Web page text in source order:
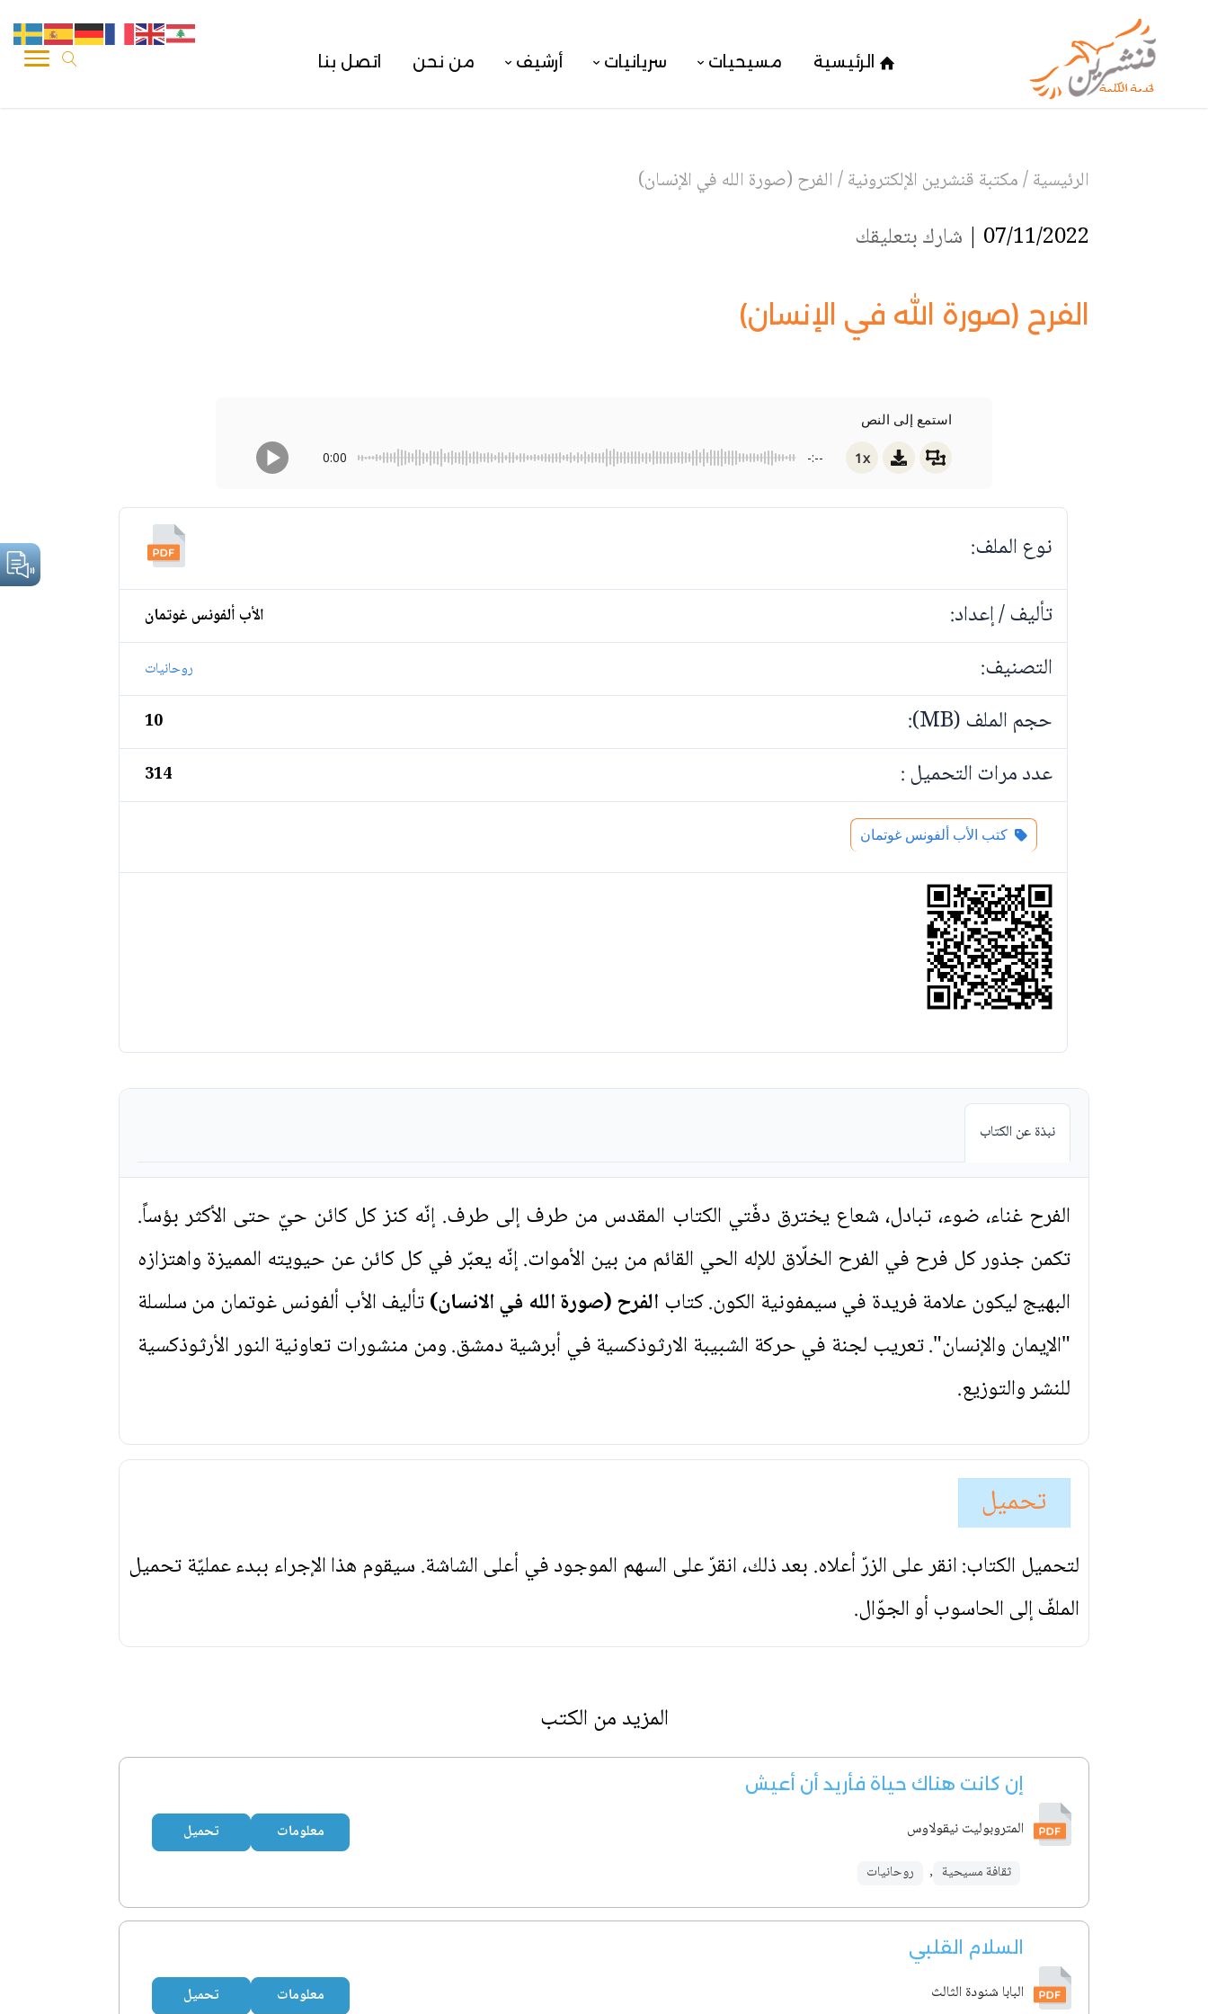
الرئيسية مسيحيات سريانيات أرشيف من نحن اتصل بنا
الرئيسية/مكتبة قنشرين الإلكترونية/الفرح (صورة الله في الإنسان)
07/11/2022 | شارك بتعليقك
الفرح (صورة الله في الإنسان)
استمع إلى النص
0:00 -:-- 1x
نوع الملف:
تأليف / إعداد:
الأب ألفونس غوتمان
التصنيف: روحانيات
حجم الملف (MB): 10
عدد مرات التحميل : 314
كتب الأب ألفونس غوتمان
نبذة عن الكتاب
الفرح غناء، ضوء، تبادل، شعاع يخترق دفّتي الكتاب المقدس من طرف إلى طرف. إنّه كنز كل كائن حيّ حتى الأكثر بؤساً.
تكمن جذور كل فرح في الفرح الخلّاق للإله الحي القائم من بين الأموات. إنّه يعبّر في كل كائن عن حيويته المميزة واهتزازه
البهيج ليكون علامة فريدة في سيمفونية الكون. كتابالفرح (صورة الله في الانسان)تأليف الأب ألفونس غوتمان من سلسلة
"الإيمان والإنسان". تعريب لجنة في حركة الشبيبة الارثوذكسية في أبرشية دمشق. ومن منشورات تعاونية النور الأرثوذكسية
للنشر والتوزيع.
تحميل
لتحميل الكتاب: انقر على الزرّ أعلاه. بعد ذلك، انقرّ على السهم الموجود في أعلى الشاشة. سيقوم هذا الإجراء ببدء عمليّة تحميل
الملفّ إلى الحاسوب أو الجوّال.
المزيد من الكتب
إن كانت هناك حياة فأريد أن أعيش
المتروبوليت نيقولاوس
ثقافة مسيحية , روحانيات
معلومات تحميل
السلام القلبي
البابا شنودة الثالث معلومات تحميل